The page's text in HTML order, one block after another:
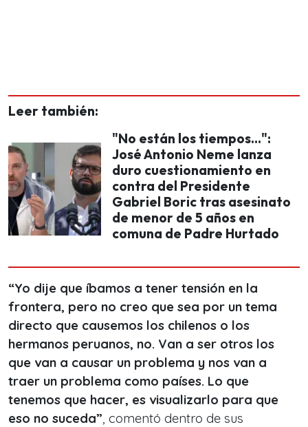
Leer también:
"No están los tiempos...":
José Antonio Neme lanza
duro cuestionamiento en
contra del Presidente
Gabriel Boric tras asesinato
de menor de 5 años en
comuna de Padre Hurtado
“Yo dije que íbamos a tener tensión en la
frontera, pero no creo que sea por un tema
directo que causemos los chilenos o los
hermanos peruanos, no. Van a ser otros los
que van a causar un problema y nos van a
traer un problema como países. Lo que
tenemos que hacer, es visualizarlo para que
eso no suceda”, comentó dentro de sus